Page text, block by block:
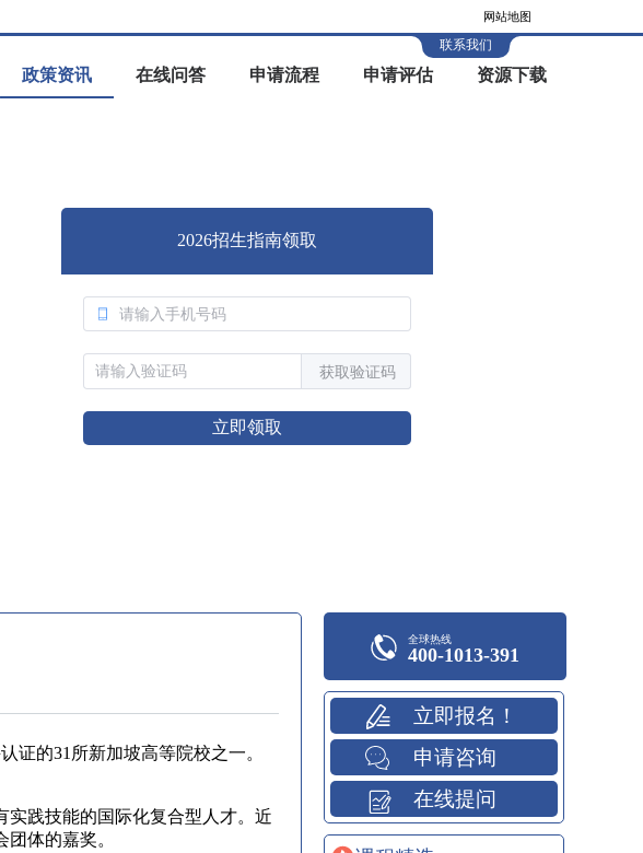
网站地图
政策资讯 在线问答 申请流程 申请评估 资源下载
联系我们
2026招生指南领取
获取验证码
立即领取
证的31所新加坡高等院校之一。
践技能的国际化复合型人才。近
体的嘉奖。
全球热线
400-1013-391
立即报名！
申请咨询
在线提问